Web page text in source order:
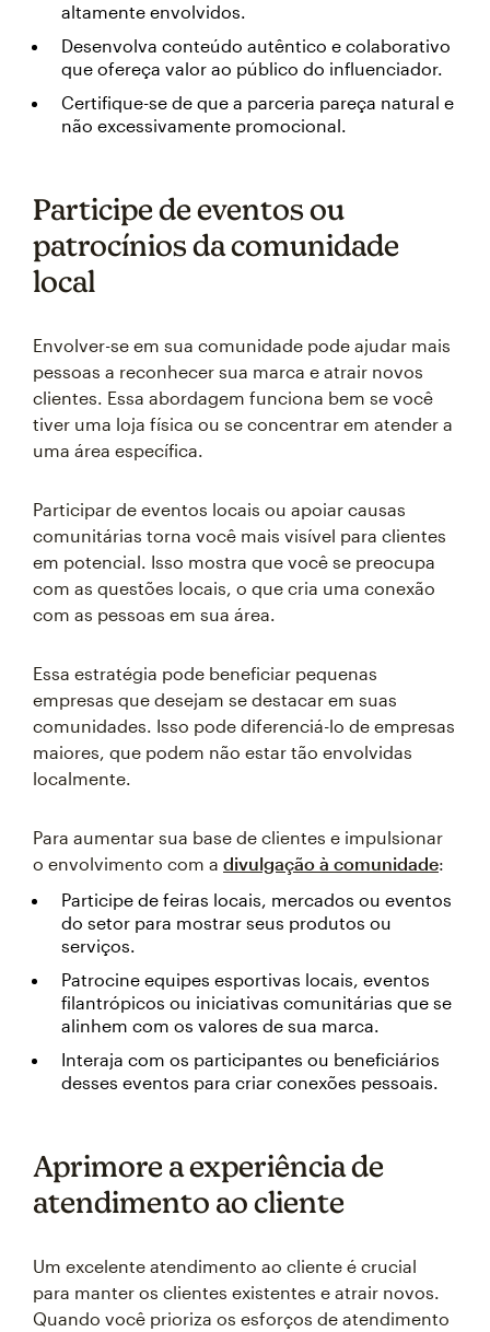
altamente envolvidos.
Desenvolva conteúdo autêntico e colaborativo
que ofereça valor ao público do influenciador.
Certifique-se de que a parceria pareça natural e
não excessivamente promocional.
Participe de eventos ou
patrocínios da comunidade
local
Envolver-se em sua comunidade pode ajudar mais
pessoas a reconhecer sua marca e atrair novos
clientes. Essa abordagem funciona bem se você
tiver uma loja física ou se concentrar em atender a
uma área específica.
Participar de eventos locais ou apoiar causas
comunitárias torna você mais visível para clientes
em potencial. Isso mostra que você se preocupa
com as questões locais, o que cria uma conexão
com as pessoas em sua área.
Essa estratégia pode beneficiar pequenas
empresas que desejam se destacar em suas
comunidades. Isso pode diferenciá-lo de empresas
maiores, que podem não estar tão envolvidas
localmente.
Para aumentar sua base de clientes e impulsionar
o envolvimento com a divulgação à comunidade:
Participe de feiras locais, mercados ou eventos
do setor para mostrar seus produtos ou
serviços.
Patrocine equipes esportivas locais, eventos
filantrópicos ou iniciativas comunitárias que se
alinhem com os valores de sua marca.
Interaja com os participantes ou beneficiários
desses eventos para criar conexões pessoais.
Aprimore a experiência de
atendimento ao cliente
Um excelente atendimento ao cliente é crucial
para manter os clientes existentes e atrair novos.
Quando você prioriza os esforços de atendimento